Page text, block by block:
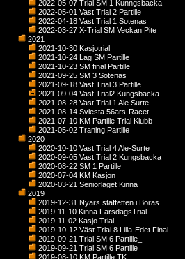
2022-05-07 Trial SM 1 Kunngsbacka
2022-05-01 Vast Trial 2 Partille
2022-04-18 Vast Trial 1 Sotenas
2022-03-27 X-Trial SM Veckan Pite
2021
2021-10-30 Kasjotrial
2021-10-24 Lag SM Partille
2021-10-23 SM final Partille
2021-09-25 SM 3 Sotenäs
2021-09-18 Vast Trial 3 Partille
2021-09-04 Vast Trial2 Kungsbacka
2021-08-28 Vast Trial 1 Ale Surte
2021-08-14 Sviesta 56ars-Racet
2021-07-10 KM Partille Trial Klubb
2021-05-02 Traning Partille
2020
2020-10-10 Vast Trial 4 Ale-Surte
2020-09-05 Vast Trial 2 Kungsbacka
2020-08-22 SM 1 Partille
2020-07-04 KM Kasjon
2020-03-21 Seniorlaget Kinna
2019
2019-12-31 Nyars staffetten i Boras
2019-11-10 Kinna FarsdagsTrial
2019-11-02 Kasjo Trial
2019-10-12 Väst Trial 8 Lilla-Edet Final
2019-09-21 Trial SM 6 Partille_
2019-09-21 Trial SM 6 Partille
2019-08-10 KM Partille TK